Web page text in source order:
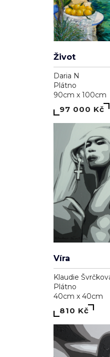
Klaudie Švrčková
Plátno
40cm x 50cm
2 110 Kč
Osteichthyes